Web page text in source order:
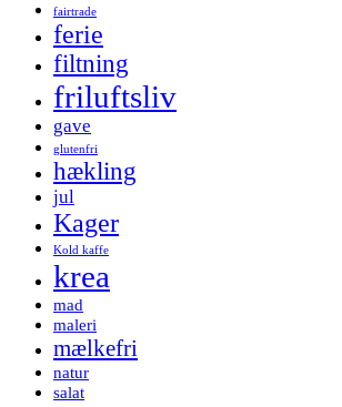
fairtrade
ferie
filtning
friluftsliv
gave
glutenfri
hækling
jul
Kager
Kold kaffe
krea
mad
maleri
mælkefri
natur
salat